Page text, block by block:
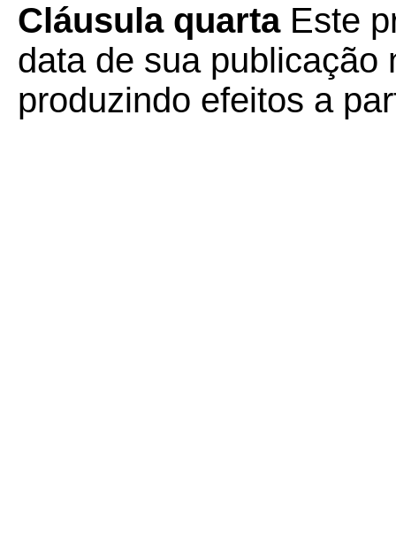
Cláusula quartaEste
data de sua publicação
produzindo efeitos a